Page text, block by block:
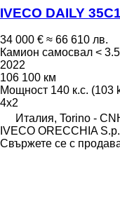
IVECO DAILY
34 000 € ≈ 66 610 лв.
Камион самосвал <
2022
106 100 км
Мощност 140 к.с. (103
4x2
Италия, Torino -
IVECO ORECCHIA
Свържете се с